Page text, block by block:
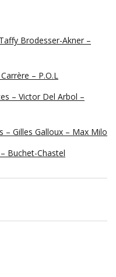
Brodesser-Akner –
– P.O.L
– Victor Del Arbol –
– Gilles Galloux – Max Milo
Buchet-Chastel